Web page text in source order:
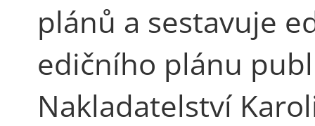
plánů a sestavuje
edičního plánu
Nakladatelství